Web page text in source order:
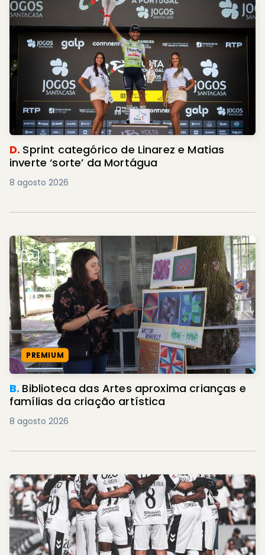
D. Sprint categórico de Linarez e Matias
inverte ‘sorte’ da Mortágua
8 agosto 2026
PREMIUM
B. Biblioteca das Artes aproxima crianças e
famílias da criação artística
8 agosto 2026